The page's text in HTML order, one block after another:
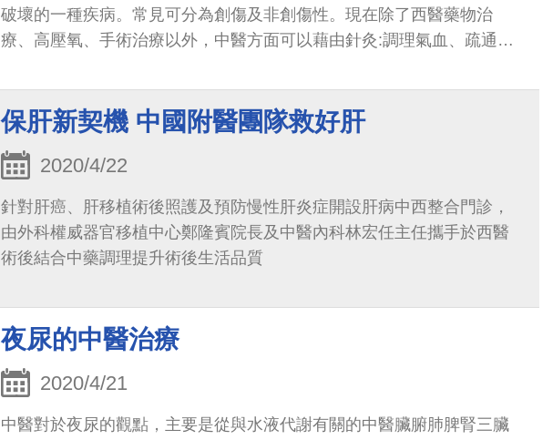
破壞的一種疾病。常見可分為創傷及非創傷性。現在除了西醫藥物治
療、高壓氧、手術治療以外，中醫方面可以藉由針灸:調理氣血、疏通經
保肝新契機 中國附醫團隊救好肝
2020/4/22
針對肝癌、肝移植術後照護及預防慢性肝炎症開設肝病中西整合門診，
由外科權威器官移植中心鄭隆賓院長及中醫內科林宏任主任攜手於西醫
術後結合中藥調理提升術後生活品質
夜尿的中醫治療
2020/4/21
中醫對於夜尿的觀點，主要是從與水液代謝有關的中醫臟腑肺脾腎三臟